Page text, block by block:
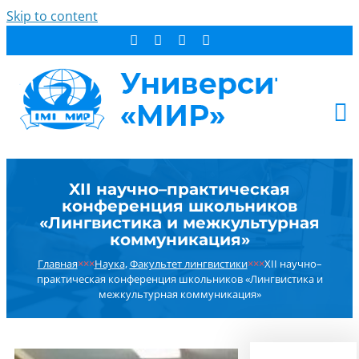
Skip to content
СТУДЕНТУ
ДОПОБРАЗОВАНИЕ
ОБ УНИВЕРСИТЕТЕ
НОВОСТИ
XII научно–практическая
конференция школьников
«Лингвистика и межкультурная
коммуникация»
Главная×××Наука,Факультет лингвистики×××XII научно–
практическая конференция школьников «Лингвистика и
межкультурная коммуникация»